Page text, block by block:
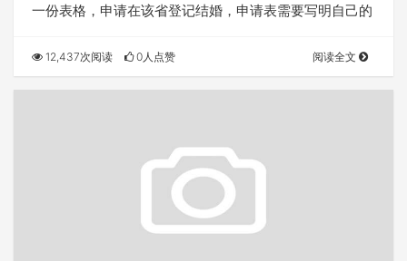
一份表格，申请在该省登记结婚，申请表需要写明自己的
12,437次阅读 0人点赞 阅读全文